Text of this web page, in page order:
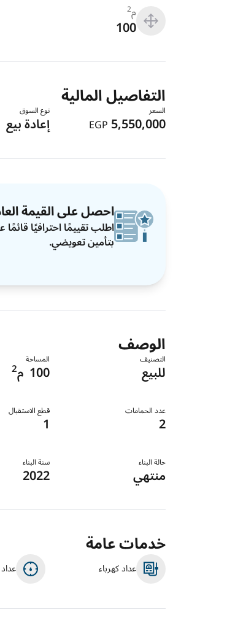
م2
100
التفاصيل المالية
السعر
5,550,000
EGP
نوع السوق
إعادة بيع
احصل على القيمة
اطلب تقييمًا احترافيًا
بتأمين تعويضي.
الوصف
التصنيف
للبيع
المساحة
100 م2
عدد الحمامات
2
قطع الاستقبال
1
حالة البناء
منتهي
سنة البناء
2022
خدمات عامة
عداد كهرباء